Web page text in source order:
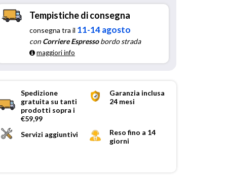
Tempistiche di consegna
consegna tra il 11-14 agosto
conCorriere Espressobordo strada
maggiori info
Spedizione
gratuita su tanti
prodotti sopra i
€59,99
Garanzia inclusa
24 mesi
Servizi aggiuntivi
Reso fino a 14
giorni